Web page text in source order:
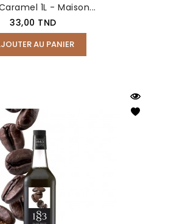
1L - Maison...
Prix
33,00 TND
AU PANIER